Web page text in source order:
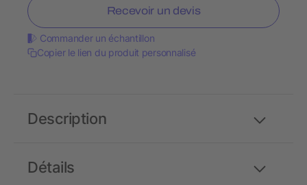
Recevoir un devis
Commander un échantillon
Copier le lien du produit personnalisé
Détails
Description